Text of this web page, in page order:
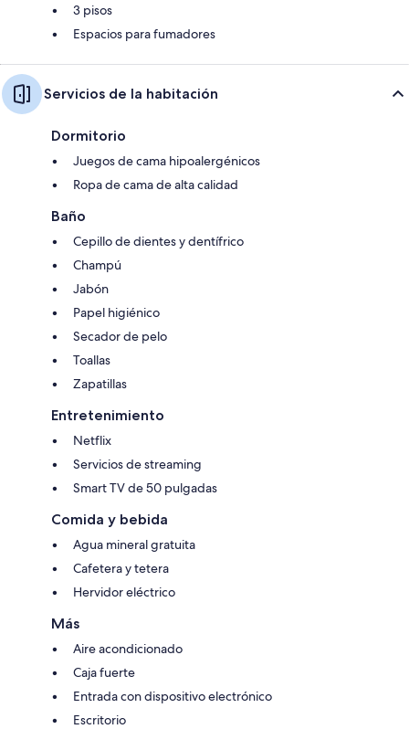
3 pisos
Espacios para fumadores
Servicios de la habitación
Dormitorio
Juegos de cama hipoalergénicos
Ropa de cama de alta calidad
Baño
Cepillo de dientes y dentífrico
Champú
Jabón
Papel higiénico
Secador de pelo
Toallas
Zapatillas
Entretenimiento
Netflix
Servicios de streaming
Smart TV de 50 pulgadas
Comida y bebida
Agua mineral gratuita
Cafetera y tetera
Hervidor eléctrico
Más
Aire acondicionado
Caja fuerte
Entrada con dispositivo electrónico
Escritorio